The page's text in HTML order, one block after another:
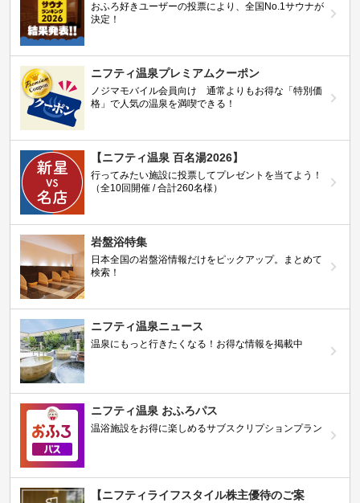
おふろ好きユーザーの投票により、全国No.1サウナが
決定！
ニフティ温泉プレミアムクーポン
ノジマモバイル会員向け 通常よりもお得な「特別価
格」で人気の温泉を満喫できる！
【ニフティ温泉 百名湯2026】
行ってみたい施設に投票してプレゼントを当てよう！
（全10回開催 / 合計260名様）
岩盤浴特集
日本全国の岩盤浴情報だけをピックアップ。まとめて
検索！
ニフティ温泉ニュース
温泉にもっと行きたくなる！お得な情報を掲載中
ニフティ温泉 おふろパス
温浴施設をお得に楽しめるサブスクリプションプラン
【ニフティライフスタイル株主優待のご案